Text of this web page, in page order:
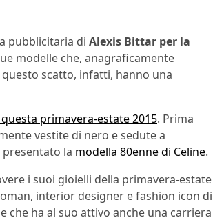
pubblicitaria di Alexis Bittar per la
modelle che, anagraficamente
scatto, infatti, hanno una
primavera-estate 2015. Prima
vestite di nero e sedute a
la modella 80enne di Celine.
i suoi gioielli della primavera-estate
interior designer e fashion icon di
che ha al suo attivo anche una carriera